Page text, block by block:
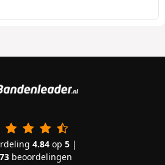
4.84op 5|
beoordelingen